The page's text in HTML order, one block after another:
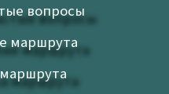
вопросы
маршрута